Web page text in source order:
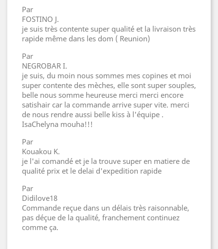
Par
FOSTINO J.
je suis très contente super qualité et la livraison très
rapide même dans les dom ( Reunion)
Par
NEGROBAR I.
je suis, du moin nous sommes mes copines et moi
super contente des mèches, elle sont super souples,
belle nous somme heureuse merci merci encore
satishair car la commande arrive super vite. merci
de nous rendre aussi belle kiss à l'équipe .
IsaChelyna mouha!!!
Par
Kouakou K.
je l'ai comandé et je la trouve super en matiere de
qualité prix et le delai d'expedition rapide
Par
Didilove18
Commande reçue dans un délais très raisonnable,
pas déçue de la qualité, franchement continuez
comme ça.